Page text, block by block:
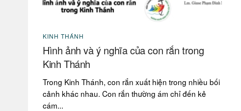
KINH THÁNH
Hình ảnh và ý nghĩa của con rắn trong
Kinh Thánh
Trong Kinh Thánh, con rắn xuất hiện trong nhiều bối
cảnh khác nhau. Con rắn thường ám chỉ đến kẻ
cám...